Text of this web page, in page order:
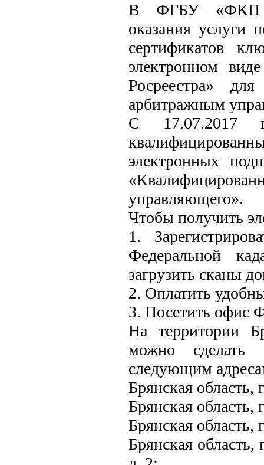
В ФГБУ «ФКП
оказания услуги
сертификатов
электронном
Росреестра»
арбитражным
С 17.07.2017
электронных
управляющего».
Чтобы получить
1.
Федеральной
загрузить сканы
2. Оплатить
3. Посетить офис
На территории
можно
следующим
Брянская
Брянская
Брянская область,
Брянская